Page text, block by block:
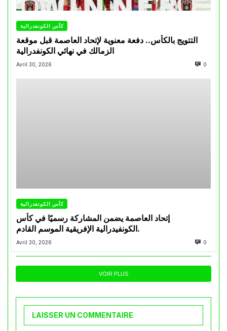
كأس الكونفدرالية
التتويج بالكأس.. دفعة معنوية لإتحاد العاصمة قبل موقعة
الزمالك في نهائي الكونفدرالية
Avril 30, 2026 0
كأس الكونفدرالية
إتحاد العاصمة يضمن المشاركة رسميًا في كأس
الكونفيدرالية الإفريقية الموسم القادم.
Avril 30, 2026 0
VOIR PLUS
LAISSER UN COMMENTAIRE